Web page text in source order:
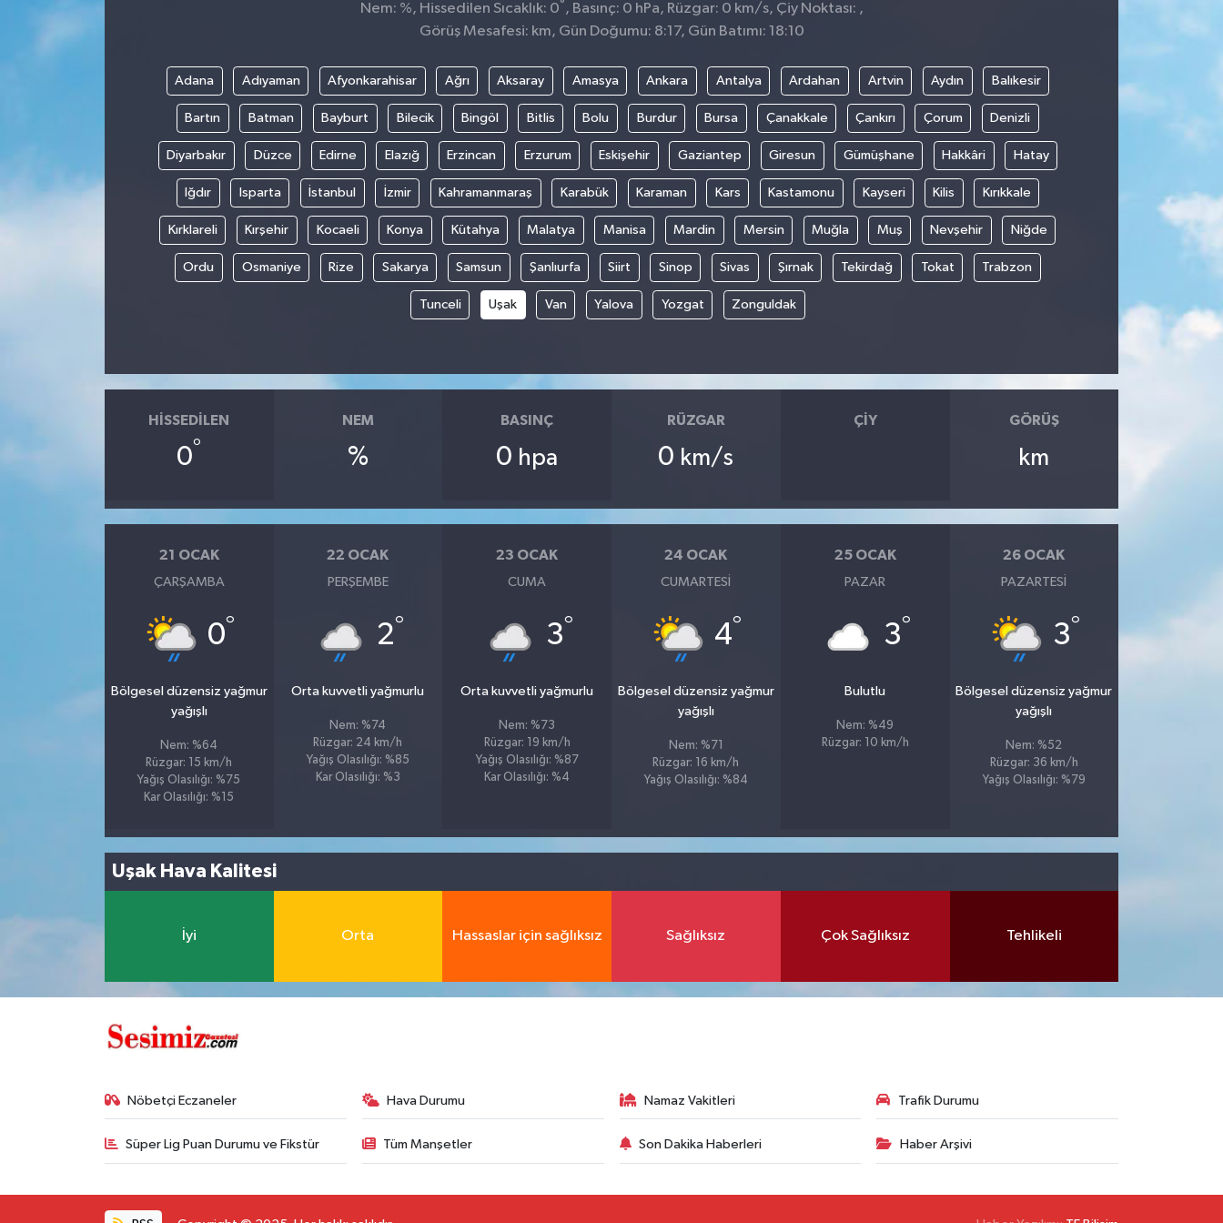
Nem: %, Hissedilen Sıcaklık: 0° , Basınç: 0 hPa, Rüzgar: 0 km/s, Çiy Noktası: ,
Görüş Mesafesi: km, Gün Doğumu: 8:17, Gün Batımı: 18:10
Adana Adıyaman Afyonkarahisar Ağrı Aksaray Amasya Ankara Antalya Ardahan Artvin Aydın Balıkesir
Bartın Batman Bayburt Bilecik Bingöl Bitlis Bolu Burdur Bursa Çanakkale Çankırı Çorum Denizli
Diyarbakır Düzce Edirne Elazığ Erzincan Erzurum Eskişehir Gaziantep Giresun Gümüşhane Hakkâri Hatay
Iğdır Isparta İstanbul İzmir Kahramanmaraş Karabük Karaman Kars Kastamonu Kayseri Kilis Kırıkkale
Kırklareli Kırşehir Kocaeli Konya Kütahya Malatya Manisa Mardin Mersin Muğla Muş Nevşehir Niğde
Ordu Osmaniye Rize Sakarya Samsun Şanlıurfa Siirt Sinop Sivas Şırnak Tekirdağ Tokat Trabzon
Tunceli Uşak Van Yalova Yozgat Zonguldak
HISSEDILEN
0°
NEM
%
BASINÇ
0 hpa
RÜZGAR
0 km/s
ÇIY GÖRÜŞ
km
21 OCAK
ÇARŞAMBA
0°
Bölgesel düzensiz yağmur
yağışlı
Nem: %64
Rüzgar: 15 km/h
Yağış Olasılığı: %75
Kar Olasılığı: %15
22 OCAK
PERŞEMBE
2°
Orta kuvvetli yağmurlu
Nem: %74
Rüzgar: 24 km/h
Yağış Olasılığı: %85
Kar Olasılığı: %3
23 OCAK
CUMA
3°
Orta kuvvetli yağmurlu
Nem: %73
Rüzgar: 19 km/h
Yağış Olasılığı: %87
Kar Olasılığı: %4
24 OCAK
CUMARTESI
4°
Bölgesel düzensiz yağmur
yağışlı
Nem: %71
Rüzgar: 16 km/h
Yağış Olasılığı: %84
25 OCAK
PAZAR
3°
Bulutlu
Nem: %49
Rüzgar: 10 km/h
26 OCAK
PAZARTESI
3°
Bölgesel düzensiz yağmur
yağışlı
Nem: %52
Rüzgar: 36 km/h
Yağış Olasılığı: %79
Uşak Hava Kalitesi
İyi Orta Hassaslar için sağlıksız Sağlıksız Çok Sağlıksız Tehlikeli
Nöbetçi Eczaneler Hava Durumu Namaz Vakitleri Trafik Durumu
Süper Lig Puan Durumu ve Fikstür Tüm Manşetler Son Dakika Haberleri Haber Arşivi